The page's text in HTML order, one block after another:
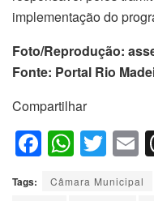
implementação do
Foto/Reprodução:
Fonte: Portal Rio
Compartilhar
F
a
W
h
T
wi
Tags: Câmara Municipal